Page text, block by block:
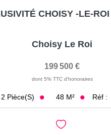
Choisy Le Roi
199 500 €
dont 5% TTC d'honoraires
2 Pièce(s) 48 M² Réf :